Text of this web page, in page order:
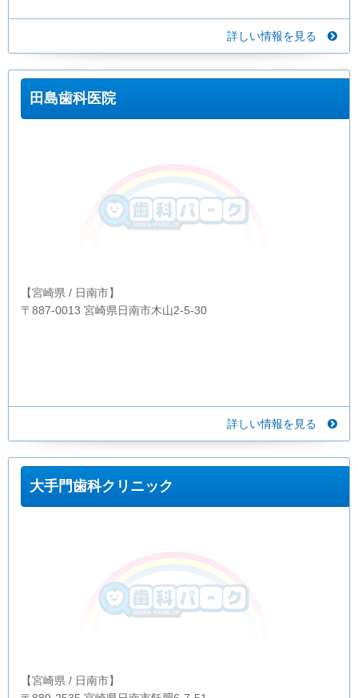
詳しい情報を見る
田島歯科医院
【宮崎県 / 日南市】
〒887-0013 宮崎県日南市木山2-5-30
詳しい情報を見る
大手門歯科クリニック
【宮崎県 / 日南市】